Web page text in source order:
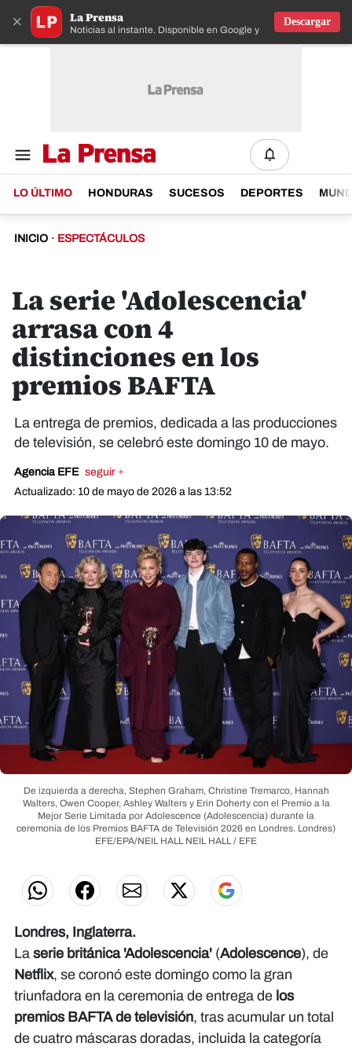
× La Prensa
Noticias al instante. Disponible en Google y IOS
Descargar
LO ÚLTIMO HONDURAS SUCESOS DEPORTES
INICIO · ESPECTÁCULOS
La serie 'Adolescencia'
arrasa con 4
distinciones en los
premios BAFTA
La entrega de premios, dedicada a las producciones
de televisión, se celebró este domingo 10 de mayo.
Agencia EFE seguir +
Actualizado: 10 de mayo de 2026 a las 13:52
De izquierda a derecha, Stephen Graham, Christine Tremarco, Hannah
Walters, Owen Cooper, Ashley Walters y Erin Doherty con el Premio a la
Mejor Serie Limitada por Adolescence (Adolescencia) durante la
ceremonia de los Premios BAFTA de Televisión 2026 en Londres. Londres)
EFE/EPA/NEIL HALL NEIL HALL / EFE
Londres, Inglaterra.
La serie británica 'Adolescencia' (Adolescence), de
Netflix, se coronó este domingo como la gran
triunfadora en la ceremonia de entrega de los
premios BAFTA de televisión, tras acumular un total
de cuatro máscaras doradas, incluida la categoría